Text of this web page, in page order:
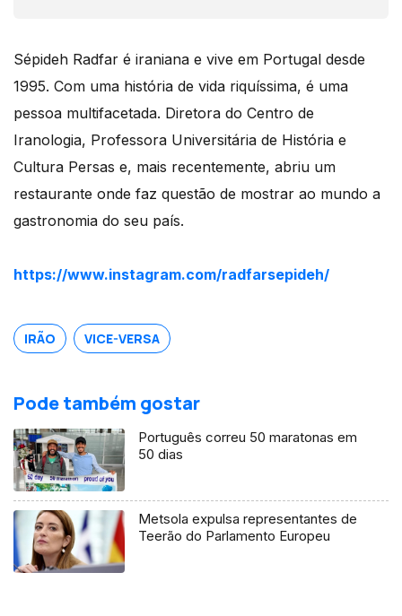
Sépideh Radfar é iraniana e vive em Portugal desde
1995. Com uma história de vida riquíssima, é uma
pessoa multifacetada. Diretora do Centro de
Iranologia, Professora Universitária de História e
Cultura Persas e, mais recentemente, abriu um
restaurante onde faz questão de mostrar ao mundo a
gastronomia do seu país.
https://www.instagram.com/radfarsepideh/
IRÃO VICE-VERSA
Pode também gostar
Português correu 50 maratonas em
50 dias
Metsola expulsa representantes de
Teerão do Parlamento Europeu